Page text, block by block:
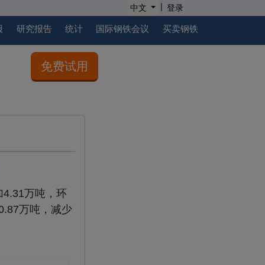
中文 | 登录
研究报告 统计 国际钢铁会议 买卖钢铁
免费试用
万吨，环
万吨，减少